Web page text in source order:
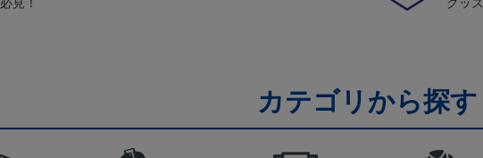
カテゴリから探す